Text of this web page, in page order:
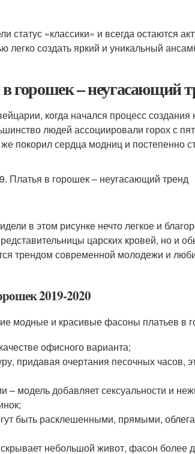
статус «классики» и всегда остаются
легко создать яркий и уникальный
горошек – неугасающий
когда начался процесс создания
людей ассоциировали горох с
покорил сердца модниц и постепенно
в этом рисунке нечто легкое и
царских кровей, но и
трендом современной молодежи и
2019-2020
модные и красивые фасоны платьев в
офисного варианта;
придавая очертания песочных часов,
модель добавляет сексуальности и
быть расклешенными, прямыми,
небольшой живот, фасон более